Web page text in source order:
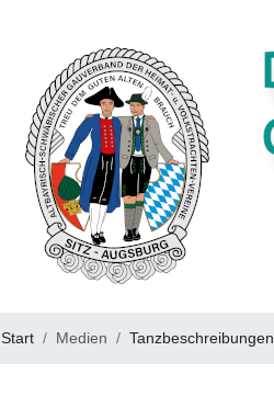
Start Medien Tanzbeschreibungen